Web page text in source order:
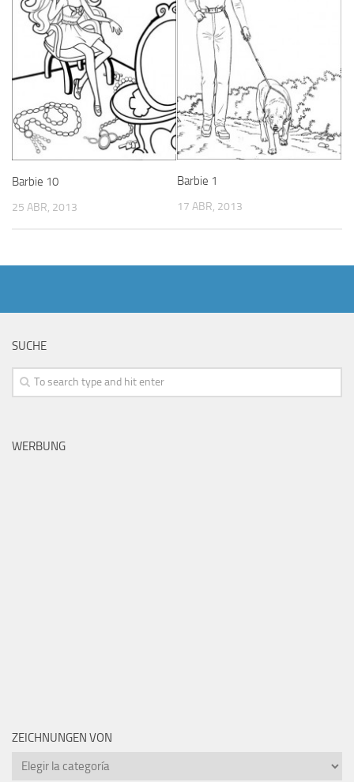
Barbie 10
25 ABR, 2013
Barbie 1
17 ABR, 2013
SUCHE
WERBUNG
ZEICHNUNGEN VON
Zeichnungen